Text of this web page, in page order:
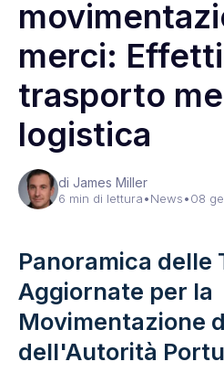
merci:
trasporto
logistica
di James Miller
6 min di lettura•News•08
Panoramica delle
Aggiornate per la
Movimentazione
dell'Autorità